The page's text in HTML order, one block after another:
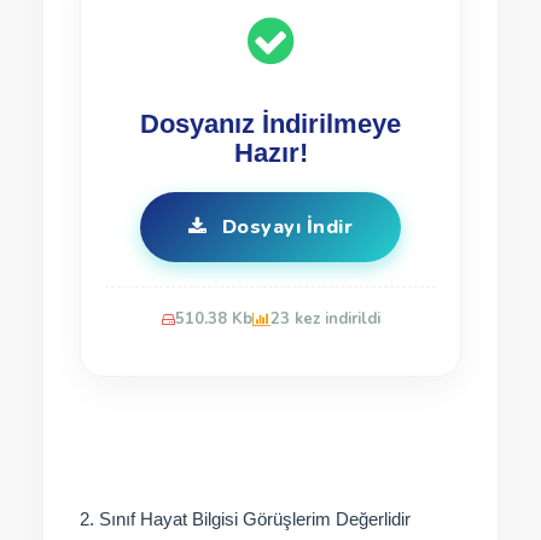
Dosyanız İndirilmeye
Hazır!
Dosyayı İndir
510.38 Kb 23 kez indirildi
2. Sınıf Hayat Bilgisi Görüşlerim Değerlidir